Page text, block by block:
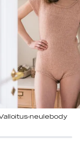
neulebody